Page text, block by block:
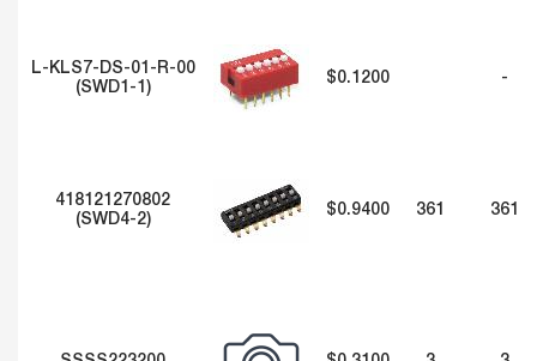
L-KLS7-DS-01-R-00
(SWD1-1)
$0.1200 -
418121270802
(SWD4-2)
$0.9400 361 361